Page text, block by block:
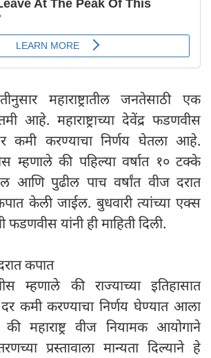
महाराष्ट्रातील जनतेसाठी एक
आहे. महाराष्ट्राच्या देवेंद्र फडणवीस
कमी करण्याचा निर्णय घेतला आहे.
म्हणाले की पहिल्या वर्षात १० टक्के
आणि पुढील पाच वर्षांत वीज दरात
केली जाईल. बुधवारी त्यांच्या एक्स
फडणवीस यांनी ही माहिती दिली.
कपात
म्हणाले की राज्याच्या इतिहासात
कमी करण्याचा निर्णय घेण्यात आला
महाराष्ट्र वीज नियामक आयोगाने
प्रस्तावाला मान्यता दिल्याने हे